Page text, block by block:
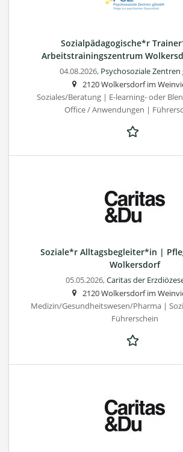
Sozialpädagogische*r
Arbeitstrainingszentrum
04.08.2026, Psychosoziale Zentren
2120 Wolkersdorf im
Soziales/Beratung | E-learning- oder
Office / Anwendungen |
Soziale*r Alltagsbegleiter*in |
Wolkersdorf
05.05.2026,Caritas der
2120 Wolkersdorf im
Medizin/Gesundheitswesen/Pharma |
Führerschein